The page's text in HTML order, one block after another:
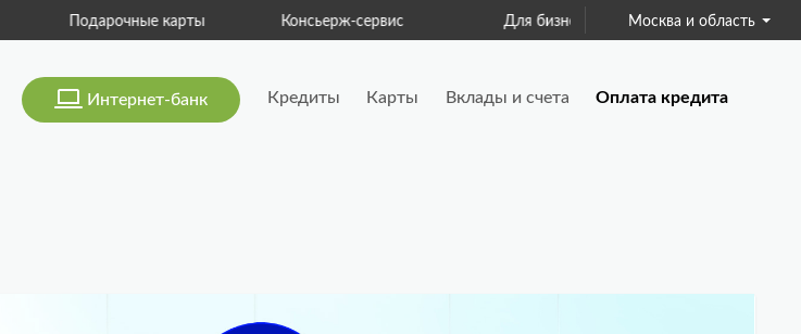
Подарочные карты Консьерж-сервис Для бизнеса Страхование
Москва и область
Интернет-банк Кредиты Карты Вклады и счета Оплата кредита